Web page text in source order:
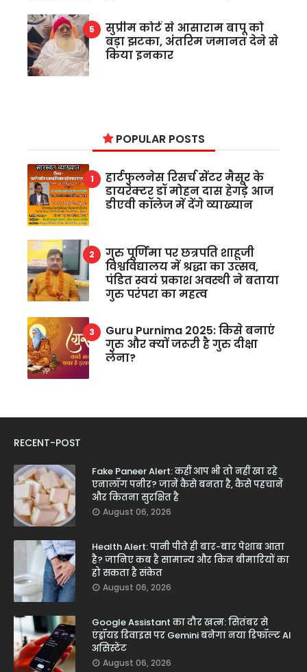
सुप्रीम कोर्ट से आसाराम बापू को
बड़ा झटका, अंतरिम जमानत देने से
किया इनकार
POPULAR POSTS
हार्टफुलनेस रिसर्च सेंटर मैसूर के
डायरेक्टर डॉ मोहन दास हेगड़े आज
डीएवी कॉलेज में देंगे व्याख्यान
गुरु पूर्णिमा पर छत्रपति शाहूजी
विश्वविद्यालय में श्रद्धा का उत्सव,
पंडित स्वयं प्रकाश अवस्थी ने बताया
गुरु परंपरा का महत्व
Guru Purnima 2025: किसे बनाएं
गुरु और क्यों जरूरी है गुरु दीक्षा
लेना?
RECENT-POST
Fake Paneer Alert: कहीं आप भी तो नहीं खा रहे
एनालॉग पनीर? जानें कैसे बनता है, कैसे पहचानें
और कितना सुरक्षित है
August 06, 2026
Health Alert: पानी पीते ही बार-बार पेशाब आता
है? जानिए कब है सामान्य और किन बीमारियों का
हो सकता है संकेत
August 06, 2026
Google Assistant का दौर खत्म: सितंबर से
एंड्रॉयड डिवाइस पर Gemini बनेगा नया डिफॉल्ट AI
असिस्टेंट
August 06, 2026